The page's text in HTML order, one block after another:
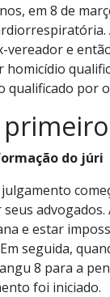
em 8 de
vereador e
qualificado por
do júri
e estar
seguida,
8 para a
foi iniciado.